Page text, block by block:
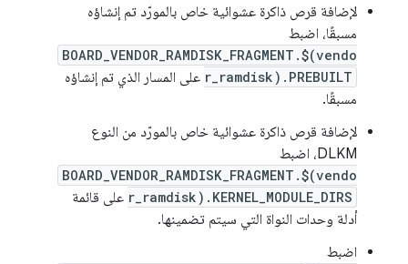
لإضافة قرص ذاكرة عشوائية خاص بالمورّد تم إنشاؤه
مسبقًا، اضبط
BOARD_VENDOR_RAMDISK_FRAGMENT.$(vendo
r_ramdisk).PREBUILT على المسار الذي تم إنشاؤه
مسبقًا.
لإضافة قرص ذاكرة عشوائية خاص بالمورّد من النوع
DLKM، اضبط
BOARD_VENDOR_RAMDISK_FRAGMENT.$(vendo
r_ramdisk).KERNEL_MODULE_DIRS على قائمة
أدلة وحدات النواة التي سيتم تضمينها.
اضبط